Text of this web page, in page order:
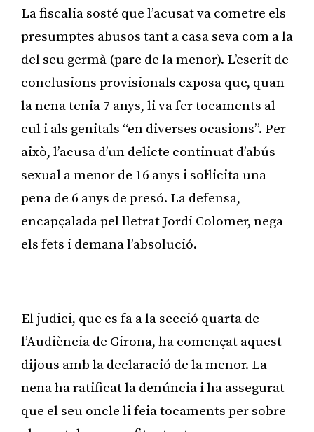
La fiscalia sosté que l’acusat va cometre els
presumptes abusos tant a casa seva com a la
del seu germà (pare de la menor). L’escrit de
conclusions provisionals exposa que, quan
la nena tenia 7 anys, li va fer tocaments al
cul i als genitals “en diverses ocasions”. Per
això, l’acusa d’un delicte continuat d’abús
sexual a menor de 16 anys i sol·licita una
pena de 6 anys de presó. La defensa,
encapçalada pel lletrat Jordi Colomer, nega
els fets i demana l’absolució.
El judici, que es fa a la secció quarta de
l’Audiència de Girona, ha començat aquest
dijous amb la declaració de la menor. La
nena ha ratificat la denúncia i ha assegurat
que el seu oncle li feia tocaments per sobre